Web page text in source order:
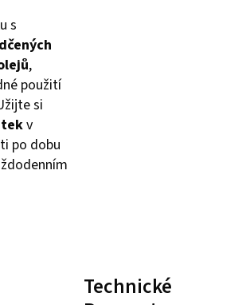
s
,
použití
si
v
po dobu
Technické